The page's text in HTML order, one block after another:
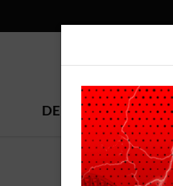
DEIN MTV